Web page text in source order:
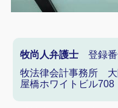
牧尚人弁護士登録番
牧法律会計事務所
屋橋ホワイトビル708